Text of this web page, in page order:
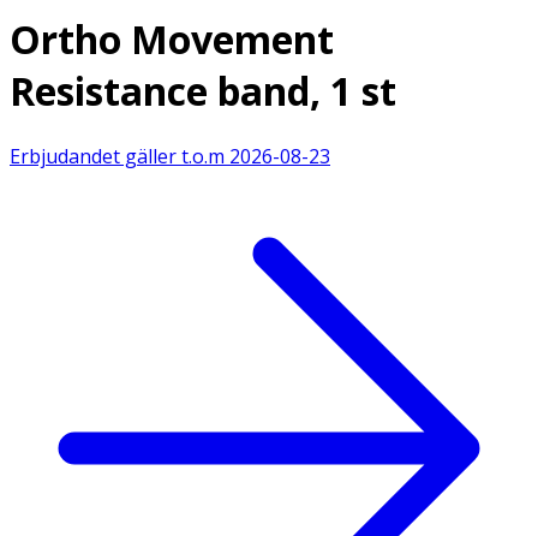
Ortho Movement
Resistance band, 1 st
Erbjudandet gäller t.o.m 2026-08-23